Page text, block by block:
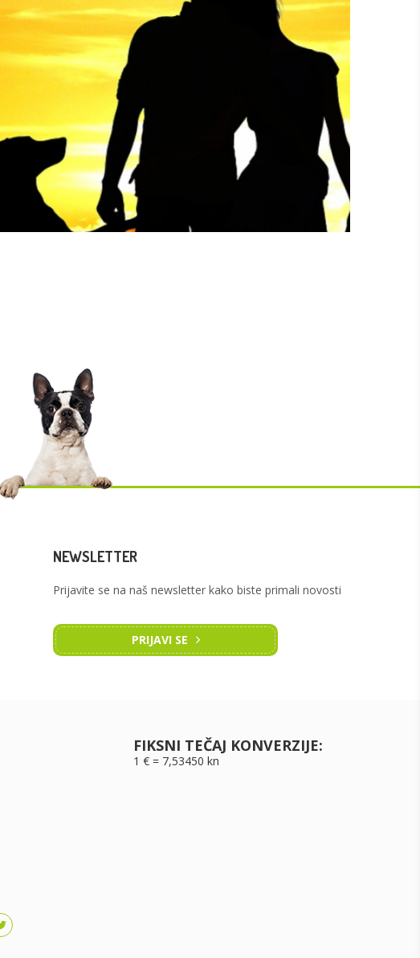
NEWSLETTER
Prijavite se na naš newsletter kako biste primali novosti
PRIJAVI SE
FIKSNI TEČAJ KONVERZIJE:
1 € = 7,53450 kn